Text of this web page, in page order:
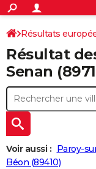
ACTUALITÉS
Politique
Société
Faits Divers
Education
Monde
Villes
+
SPORT
Coupe du monde 2026
Football
Tennis
Cyclisme
Rugby
Forum
Programme TV
TNT
Streaming
Cinéma
Sorties cinéma
Musique
+
FINANCE
Retraite
Impôts
Epargne
Immobilier
Risques naturels par
Banque
Assurance
Crédit
AUTO
Essais
Réserver un essai
Citadines
Berlines
SUV
Forum auto
+
HIGH-TECH
Mobiles
Meilleur smartphone
Internet
Ordinateurs
Jeux vidéo
Guide high-tech
+
BRICOLAGE
Résultats
Résultat
Senan
Voir aussi : Paroy-
Béon (89410)